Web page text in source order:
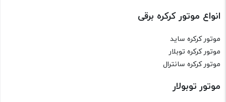
انواع موتور کرکره برقی
موتور کرکره ساید
موتور کرکره توبلار
موتور کرکره سانترال
موتور توبولار